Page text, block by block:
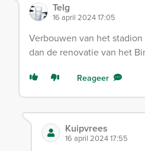
Telg
16 april 2024 17:05
Verbouwen van het
dan de renovatie van het
Reageer
Kuipvrees
16 april 2024 17:55